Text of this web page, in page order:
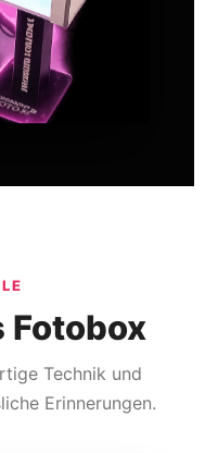
Fotobox
Technik und
Erinnerungen.